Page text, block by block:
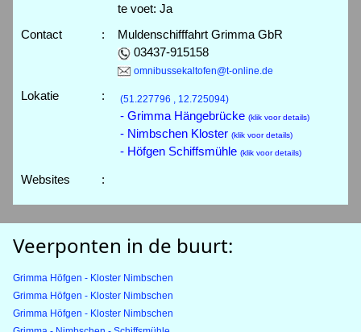
te voet: Ja
Contact
:
Muldenschifffahrt Grimma GbR
03437-915158
omnibussekaltofen@t-online.de
Lokatie : (51.227796 , 12.725094)
- Grimma Hängebrücke (klik voor details)
- Nimbschen Kloster (klik voor details)
- Höfgen Schiffsmühle (klik voor details)
Websites :
Veerponten in de buurt:
Grimma Höfgen - Kloster Nimbschen
Grimma Höfgen - Kloster Nimbschen
Grimma Höfgen - Kloster Nimbschen